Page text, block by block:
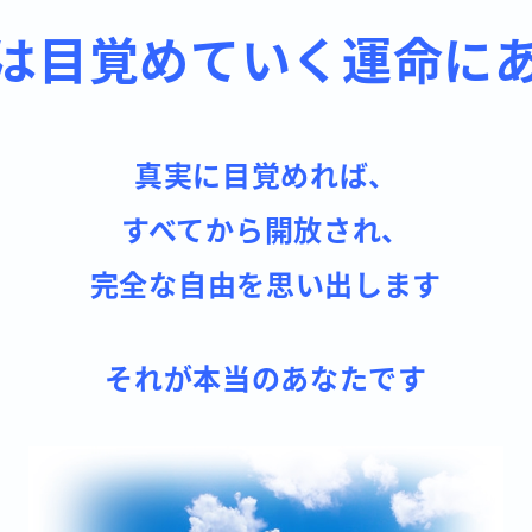
目覚めていく運命に
真実に目覚めれば、
すべてから開放され、
完全な自由を思い出します
それが本当のあなたです